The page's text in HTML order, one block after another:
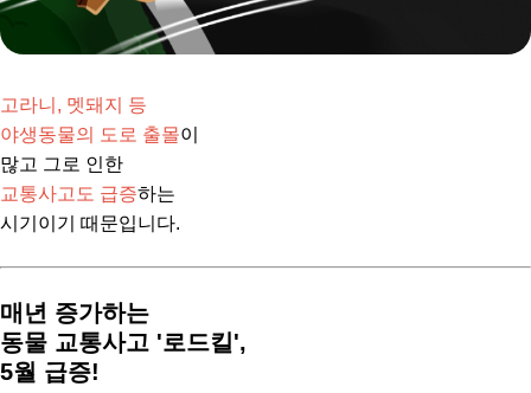
고라니, 멧돼지 등
야생동물의 도로 출몰이
많고 그로 인한
교통사고도 급증하는
시기이기 때문입니다.
매년 증가하는
동물 교통사고 '로드킬',
5월 급증!